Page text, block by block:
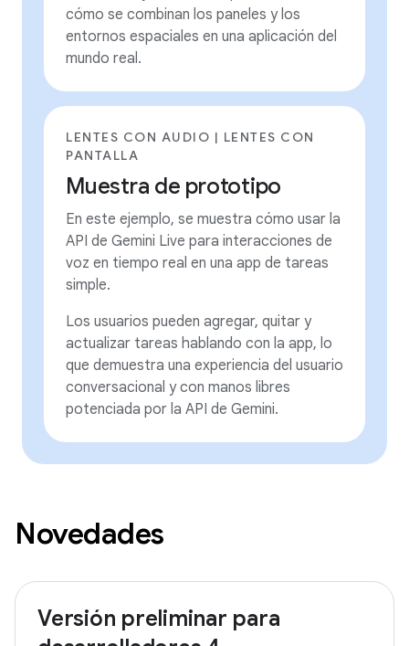
cómo se combinan los paneles y los
entornos espaciales en una aplicación del
mundo real.
LENTES CON AUDIO | LENTES CON
PANTALLA
Muestra de prototipo
En este ejemplo, se muestra cómo usar la
API de Gemini Live para interacciones de
voz en tiempo real en una app de tareas
simple.
Los usuarios pueden agregar, quitar y
actualizar tareas hablando con la app, lo
que demuestra una experiencia del usuario
conversacional y con manos libres
potenciada por la API de Gemini.
Novedades
Versión preliminar para